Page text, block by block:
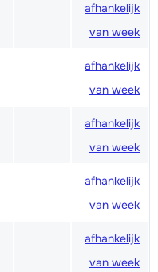
afhankelijk
van week
afhankelijk
van week
afhankelijk
van week
afhankelijk
van week
afhankelijk
van week